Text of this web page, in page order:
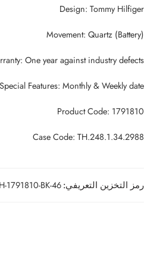
Design: Tommy Hilfiger
Movement: Quartz (Battery)
One year against industry defects
Special Features: Monthly & Weekly date
Product Code: 1791810
Case Code: TH.248.1.34.2988
رمز التخزين التعريفي:1791810-BK-46